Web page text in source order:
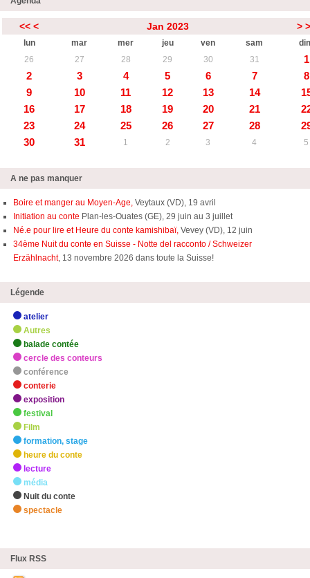
<< < Jan 2023 >
lun mar mer jeu ven sam
26
27 28 29 30 31
1
2
3 4 5 6 7
8
9
10 11 12 13 14
16
17 18 19 20 21
23
24 25 26 27 28
30
31 1 2 3 4 5
A ne pas manquer
Boire et manger au Moyen-Age, Veytaux (VD), 19 avril
Initiation au conte Plan-les-Ouates (GE), 29 juin au 3 juillet
Né.e pour lire et Heure du conte kamishibaï, Vevey (VD), 12 juin
34ème Nuit du conte en Suisse - Notte del racconto / Schweizer
Erzählnacht, 13 novembre 2026 dans toute la Suisse!
Légende
atelier
Autres
balade contée
cercle des conteurs
conférence
conterie
exposition
festival
Film
formation, stage
heure du conte
lecture
média
Nuit du conte
spectacle
Flux RSS